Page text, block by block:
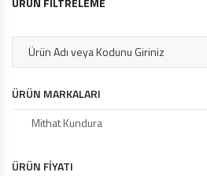
ÜRÜN MARKALARI
Mithat Kundura
ÜRÜN FİYATI